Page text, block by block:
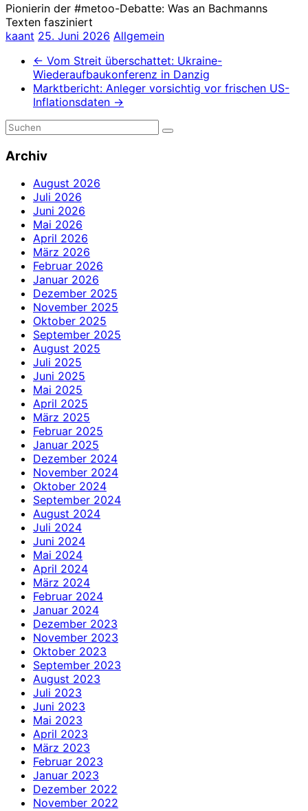
Pionierin der #metoo-Debatte: Was an Bachmanns
Texten fasziniert
kaant 25. Juni 2026 Allgemein
← Vom Streit überschattet: Ukraine-
Wiederaufbaukonferenz in Danzig
Marktbericht: Anleger vorsichtig vor frischen US-
Inflationsdaten →
Archiv
August 2026
Juli 2026
Juni 2026
Mai 2026
April 2026
März 2026
Februar 2026
Januar 2026
Dezember 2025
November 2025
Oktober 2025
September 2025
August 2025
Juli 2025
Juni 2025
Mai 2025
April 2025
März 2025
Februar 2025
Januar 2025
Dezember 2024
November 2024
Oktober 2024
September 2024
August 2024
Juli 2024
Juni 2024
Mai 2024
April 2024
März 2024
Februar 2024
Januar 2024
Dezember 2023
November 2023
Oktober 2023
September 2023
August 2023
Juli 2023
Juni 2023
Mai 2023
April 2023
März 2023
Februar 2023
Januar 2023
Dezember 2022
November 2022